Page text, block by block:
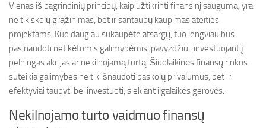
Vienas iš pagrindinių principų, kaip užtikrinti finansinį saugumą, yra
ne tik skolų grąžinimas, bet ir santaupų kaupimas ateities
projektams. Kuo daugiau sukaupėte atsargų, tuo lengviau bus
pasinaudoti netikėtomis galimybėmis, pavyzdžiui, investuojant į
pelningas akcijas ar nekilnojamą turtą. Šiuolaikinės finansų rinkos
suteikia galimybes ne tik išnaudoti paskolų privalumus, bet ir
efektyviai taupyti bei investuoti, siekiant ilgalaikės gerovės.
Nekilnojamo turto vaidmuo finansų